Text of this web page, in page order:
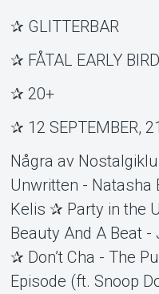
✰ GLITTERBAR
✰ FÅTAL EARLY
✰ 20+
✰ 12 SEPTEMBER,
Några av
Unwritten -
Kelis ✰ Party in the
Beauty And A Beat -
✰ Don’t Cha - The
Episode (ft. Snoop